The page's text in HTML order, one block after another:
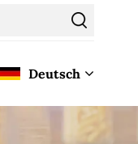
Deutsch